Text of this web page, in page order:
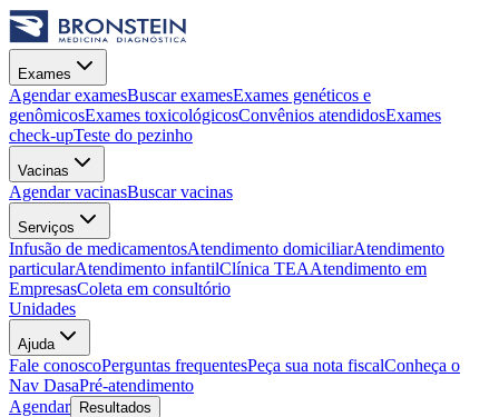
Exames
Agendar examesBuscar examesExames genéticos e
genômicosExames toxicológicosConvênios atendidosExames
check-upTeste do pezinho
Vacinas
Agendar vacinasBuscar vacinas
Serviços
Infusão de medicamentosAtendimento domiciliarAtendimento
particularAtendimento infantilClínica TEAAtendimento em
EmpresasColeta em consultório
Unidades
Ajuda
Fale conoscoPerguntas frequentesPeça sua nota fiscalConheça o
Nav DasaPré-atendimento
Agendar
Resultados